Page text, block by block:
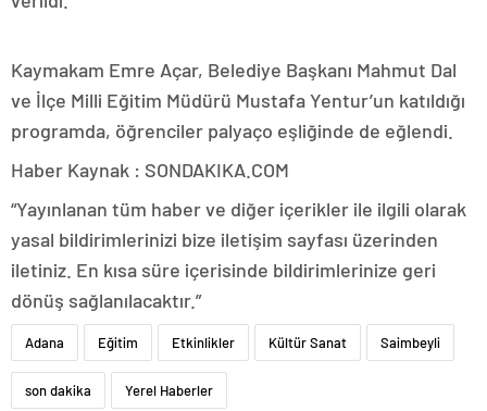
Kaymakam Emre Açar, Belediye Başkanı Mahmut Dal
ve İlçe Milli Eğitim Müdürü Mustafa Yentur’un katıldığı
programda, öğrenciler palyaço eşliğinde de eğlendi.
Haber Kaynak : SONDAKIKA.COM
“Yayınlanan tüm haber ve diğer içerikler ile ilgili olarak
yasal bildirimlerinizi bize iletişim sayfası üzerinden
iletiniz. En kısa süre içerisinde bildirimlerinize geri
dönüş sağlanılacaktır.”
Adana Eğitim Etkinlikler Kültür Sanat Saimbeyli
son dakika Yerel Haberler